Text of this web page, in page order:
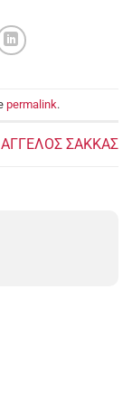
permalink.
ΑΓΓΕΛΟΣ ΣΑΚΚΑΣ